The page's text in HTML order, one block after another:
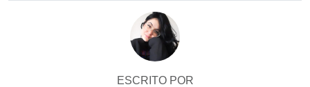
ESCRITO POR